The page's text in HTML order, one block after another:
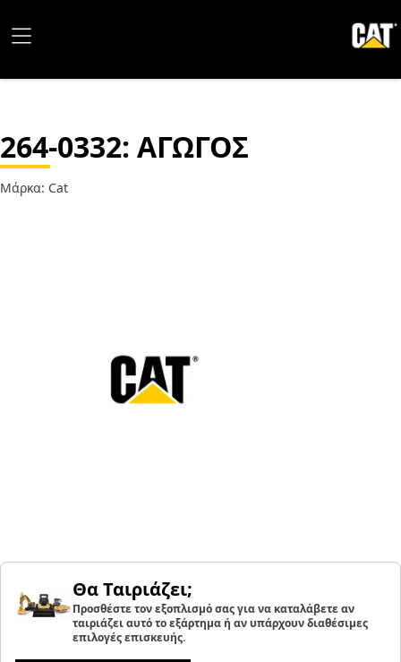
264-0332: ΑΓΩΓΟΣ
Μάρκα: Cat
Θα Ταιριάζει;
Προσθέστε τον εξοπλισμό σας για να καταλάβετε αν
ταιριάζει αυτό το εξάρτημα ή αν υπάρχουν διαθέσιμες
επιλογές επισκευής.